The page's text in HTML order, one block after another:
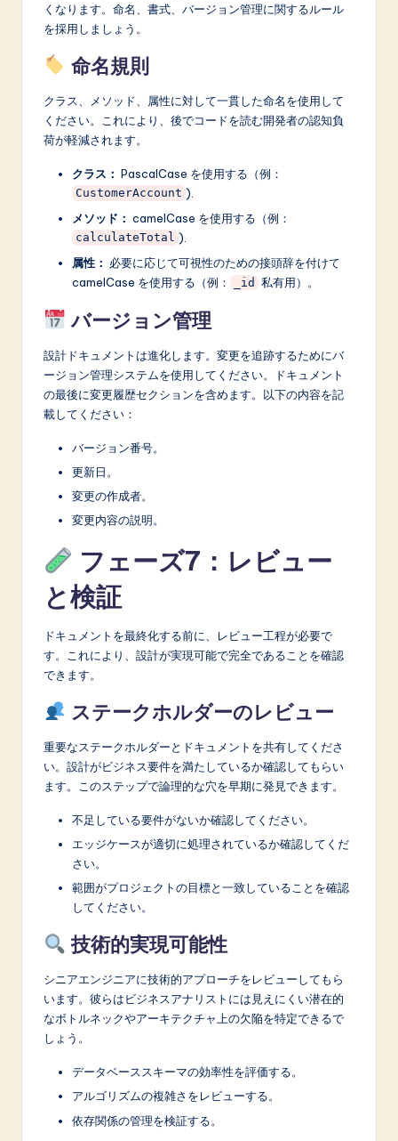
くなります。命名、書式、バージョン管理に関するルール
を採用しましょう。
命名規則
クラス、メソッド、属性に対して一貫した命名を使用して
ください。これにより、後でコードを読む開発者の認知負
荷が軽減されます。
クラス： PascalCase を使用する（例：
CustomerAccount ).
メソッド： camelCase を使用する（例：
calculateTotal ).
属性： 必要に応じて可視性のための接頭辞を付けて
camelCase を使用する（例：
_id 私有用）。
バージョン管理
設計ドキュメントは進化します。変更を追跡するためにバ
ージョン管理システムを使用してください。ドキュメント
の最後に変更履歴セクションを含めます。以下の内容を記
載してください：
バージョン番号。
更新日。
変更の作成者。
変更内容の説明。
フェーズ7：レビュー
と検証
ドキュメントを最終化する前に、レビュー工程が必要で
す。これにより、設計が実現可能で完全であることを確認
できます。
ステークホルダーのレビュー
重要なステークホルダーとドキュメントを共有してくださ
い。設計がビジネス要件を満たしているか確認してもらい
ます。このステップで論理的な穴を早期に発見できます。
不足している要件がないか確認してください。
エッジケースが適切に処理されているか確認してくだ
さい。
範囲がプロジェクトの目標と一致していることを確認
してください。
技術的実現可能性
シニアエンジニアに技術的アプローチをレビューしてもら
います。彼らはビジネスアナリストには見えにくい潜在的
なボトルネックやアーキテクチャ上の欠陥を特定できるで
しょう。
データベーススキーマの効率性を評価する。
アルゴリズムの複雑さをレビューする。
依存関係の管理を検証する。